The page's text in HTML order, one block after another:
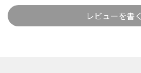
レビューを書く